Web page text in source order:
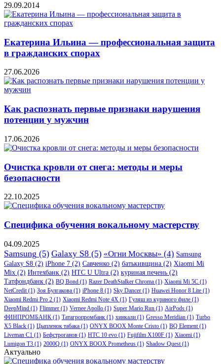
29.09.2014
Екатерина Ильина — профессиональная защита
в гражданских спорах
27.06.2026
Как распознать первые признаки нарушения
потенции у мужчин
17.06.2026
Очистка кровли от снега: методы и меры
безопасности
22.10.2025
Специфика обучения вокальному мастерству
04.09.2025
Samsung (5) Galaxy S8 (5) «Огни Москвы» (4) Samsung
Galaxy S8 (2) iPhone 7 (2) Савченко (2) батькивщина (2) Xiaomi Mi
Mix (2) Интехбанк (2) HTC U Ultra (2) куриная печень (2)
Татфондбанк (2) BQ Bond (1) Razer DeathStalker Chroma (1) Xiaomi Mi 5C (1)
NetCredit (1) Зоя Булгакова (1) iPhone 8 (1) Sky Dancer (1) Huawei Honor 8 Lite (1)
Xiaomi Redmi Pro 2 (1) Xiaomi Redmi Note 4X (1) Гуляш из куриного филе (1)
DeepMind (1) Flimmer (1) Vernee Apollo (1) Super Mario Run (1) AirPods (1)
ФИНПРОМБАНК (1) Татагропромбанк (1) хинкали (1) Gresso Meridian (1) Turbo
X5 Black (1) Цыпленок табака (1) ONYX BOOX Monte Cristo (1) BQ Element (1)
Liveman C1 (1) Бефстроганов (1) HTC 10 evo (1) Fujifilm X100F (1) Xiaomi (1)
Lumigon T3 (1) 2000Q (1) ONYX BOOX Prometheus (1) Shadow Quest (1)
Актуально